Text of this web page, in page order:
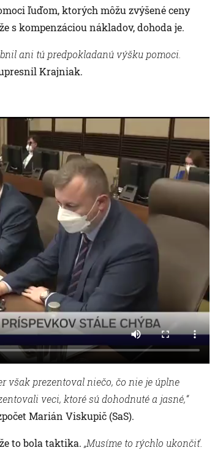
ľuďom, ktorých môžu zvýšené ceny
s kompenzáciou nákladov, dohoda je.
ani tú predpokladanú výšku pomoci.
Krajniak.
však prezentoval niečo, čo nie je úplne
veci, ktoré sú dohodnuté a jasné,“
Marián Viskupič (SaS).
to bola taktika. „Musíme to rýchlo ukončiť.